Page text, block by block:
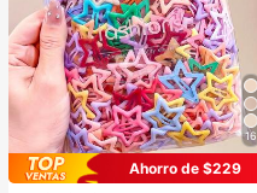
16
Ahorro de $229
#1 Más vendidos
en Casual Accesorios para el cabello de las mujere
¡Casi agotado!